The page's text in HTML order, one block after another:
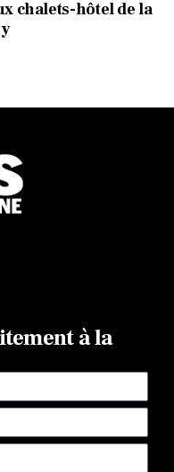
chalets-hôtel de la
à la